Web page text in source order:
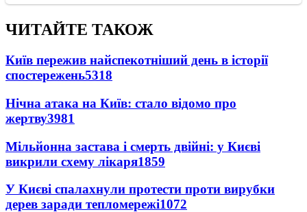
ЧИТАЙТЕ ТАКОЖ
Київ пережив найспекотніший день в історії
спостережень5318
Нічна атака на Київ: стало відомо про
жертву3981
Мільйонна застава і смерть двійні: у Києві
викрили схему лікаря1859
У Києві спалахнули протести проти вирубки
дерев заради тепломережі1072